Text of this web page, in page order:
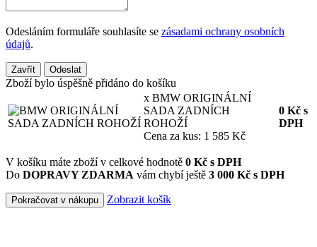
Odesláním formuláře souhlasíte se zásadami ochrany osobních
údajů.
Zavřít Odeslat
Zboží bylo úspěšně přidáno do košíku
x BMW ORIGINÁLNÍ
SADA ZADNÍCH
ROHOŽÍ
Cena za kus: 1 585 Kč
0 Kč s
DPH
V košíku máte zboží v celkové hodnotě 0 Kč s DPH
Do DOPRAVY ZDARMA vám chybí ještě 3 000 Kč s DPH
Pokračovat v nákupu Zobrazit košík